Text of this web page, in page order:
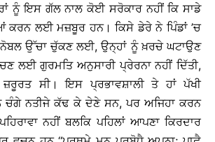
ਨੂੰ ਇਸ ਗੱਲ ਨਾਲ ਕੋਈ ਸਰੋਕਾਰ ਨਹੀਂ ਕਿ ਸਾਡੇ
ਕਰਨ ਲਈ ਮਜ਼ਬੂਰ ਹਨ। ਕਿਸੇ ਡੇਰੇ ਨੇ ਪਿੰਡਾਂ ’ਚ
ਉੱਚਾ ਚੁੱਕਣ ਲਈ, ਉਨ੍ਹਾਂ ਨੂੰ ਖ਼ਰਚੇ ਘਟਾਉਣ
ਲਈ ਗੁਰਮਤਿ ਅਨੁਸਾਰੀ ਪ੍ਰੇਰਨਾ ਨਹੀਂ ਦਿੱਤੀ,
ਸੀ। ਇਸ ਪ੍ਰਭਾਵਸ਼ਾਲੀ ਤੇ ਹਾਂ ਪੱਖੀ
ਚੰਗੇ ਨਤੀਜੇ ਕੱਢ ਕੇ ਦੇਣੇ ਸਨ, ਪਰ ਅਜਿਹਾ ਕਰਨ
ਨਹੀਂ ਬਲਕਿ ਪਹਿਲਾਂ ਆਪਣਾ ਕਿਰਦਾਰ